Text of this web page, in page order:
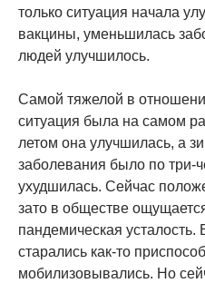
только ситуация начала
вакцины, уменьшилась
людей улучшилось.
Самой тяжелой в
ситуация была на самом
летом она улучшилась, а
заболевания было по три-
ухудшилась. Сейчас
зато в обществе
пандемическая
старались как-то
мобилизовывались. Но